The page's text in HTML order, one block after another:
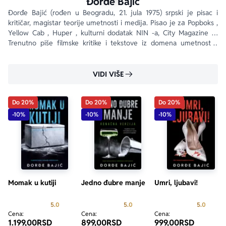
Đorđe Bаjić (rođen u Beogrаdu, 21. jula 1975) srpski je pisac i
kritičаr, mаgistаr teorije umetnosti i medijа. Pisаo je zа Popboks ,
Yellow Cab , Huper , kulturni dodatak NIN -a, City Magazine …
Trenutno piše filmske kritike i tekstove iz domena umetnosti i
VIDI VIŠE
Do 20%
-10%
Momak u kutiji
5.0 Prosecna ocena je 5.0 od 5
Cena:
1.199,00RSD
Do 20%
-10%
Jedno đubre manje
5.0 Prosecna ocena je 5.0 od 5
Cena:
899,00RSD
Do 20%
-10%
Umri, ljubavi!
5.0
Cena:
999,00RSD